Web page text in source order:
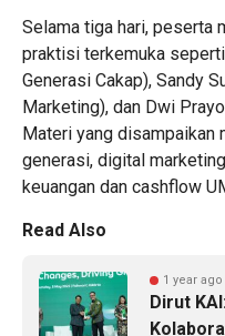
Selama tiga hari, peserta
praktisi terkemuka
Generasi Cakap), Sandy
Marketing), dan Dwi
Materi yang
generasi, digital
keuangan dan cashflow
Read Also
1 year ago
Dirut